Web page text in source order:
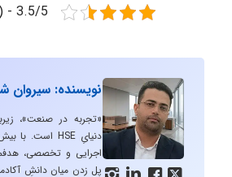
3.5/5 - (4 امتیاز)
   
نویسنده: سیروان
«تجربه در صنعت»،
اجرایی و تخصصی،
پل زدن میان دانشِ